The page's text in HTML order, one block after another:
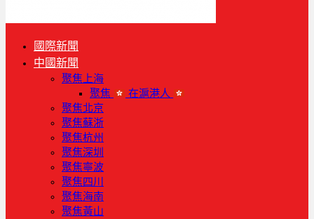
國際新聞
中國新聞
聚焦上海
聚焦
在滬港人
聚焦北京
聚焦蘇浙
聚焦杭州
聚焦深圳
聚焦寧波
聚焦四川
聚焦海南
聚焦黃山